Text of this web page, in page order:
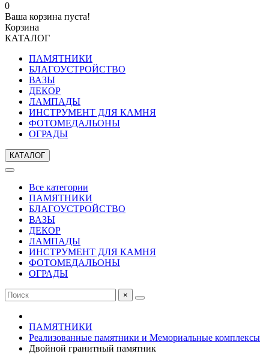
0
Ваша корзина пуста!
Корзина
КАТАЛОГ
ПАМЯТНИКИ
БЛАГОУСТРОЙСТВО
ВАЗЫ
ДЕКОР
ЛАМПАДЫ
ИНСТРУМЕНТ ДЛЯ КАМНЯ
ФОТОМЕДАЛЬОНЫ
ОГРАДЫ
КАТАЛОГ
Все категории
ПАМЯТНИКИ
БЛАГОУСТРОЙСТВО
ВАЗЫ
ДЕКОР
ЛАМПАДЫ
ИНСТРУМЕНТ ДЛЯ КАМНЯ
ФОТОМЕДАЛЬОНЫ
ОГРАДЫ
×
ПАМЯТНИКИ
Реализованные памятники и Мемориальные комплексы
Двойной гранитный памятник